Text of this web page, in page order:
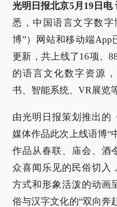
光明日报北京5月19日电
悉，中国语言文字数
博”）网站和移动端App
更新，共上线了16项、
的语言文化数字资源
书、智能系统、VR展览等
由光明日报策划推出的
媒体作品此次上线语博“
作品从春联、庙会、酒
众喜闻乐见的民俗切入
方式和形象活泼的动画
俗与汉字文化的“双向奔